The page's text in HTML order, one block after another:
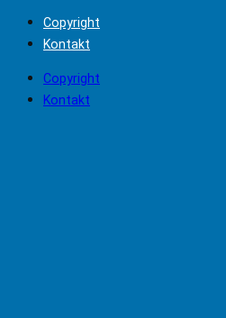
Copyright
Kontakt
Copyright
Kontakt